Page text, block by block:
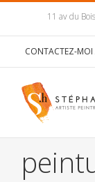
11 av du
CONTACTEZ-MOI